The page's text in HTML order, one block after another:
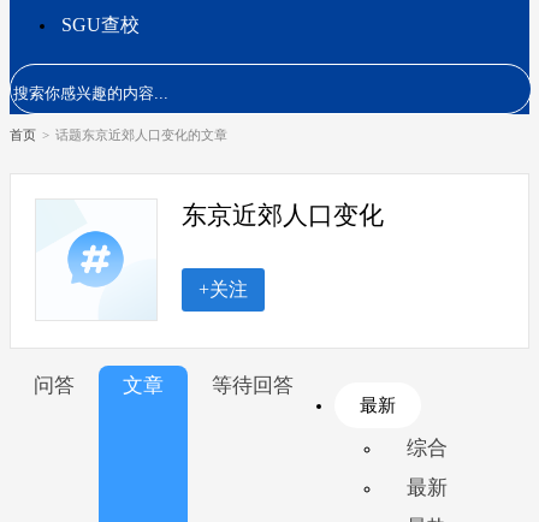
SGU查校
首页 > 话题东京近郊人口变化的文章
东京近郊人口变化
+关注
问答 文章 等待回答
最新
综合
最新